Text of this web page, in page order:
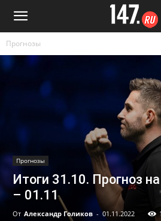
Прогнозы
Прогнозы
Итоги 31.10. Прогноз
– 01.11
От Александр Голиков - 01.11.2022